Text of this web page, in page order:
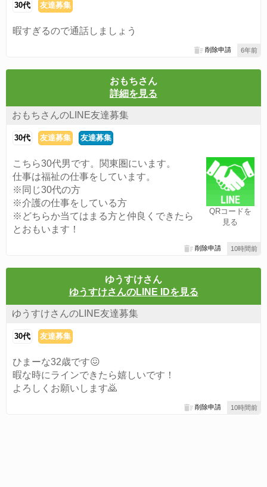
30代 友達募集
暇すぎるので通話しましょう
6年前
削除申請
おもちさん
詳細を見る
おもちさんのLINE友達募集
30代 友達募集 友達募集
QRコードを
見る
こちら30代男です。関東圏にいます。
仕事は福祉の仕事をしています。
※同じ30代の方
※介護の仕事をしている方
※どちらか当てはまる方と仲良くできたら
とおもいます！
10時間前
削除申請
ゆうすけさん
ゆうすけさんのLINE IDを見る
ゆうすけさんのLINE友達募集
30代 友達募集
ひまーな32歳です😖
暇な時にラインできたら嬉しいです！
よろしくお願いします🙇
10時間前
削除申請